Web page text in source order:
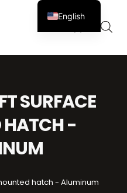
Cart
0
SURFACE
HATCH -
hatch - Aluminum
English